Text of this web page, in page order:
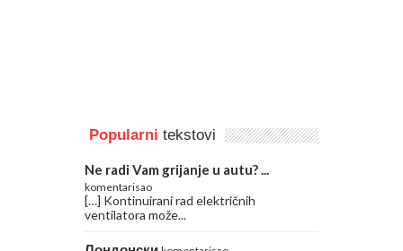
Popularni tekstovi
Ne radi Vam grijanje u autu? ...
komentarisao
[…] Kontinuirani rad električnih
ventilatora može...